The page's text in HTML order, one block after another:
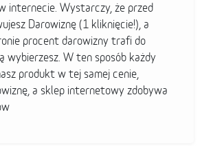
internecie. Wystarczy, że przed
Darowiznę (1 kliknięcie!), a
procent darowizny trafi do
wybierzesz. W ten sposób każdy
produkt w tej samej cenie,
a sklep internetowy zdobywa